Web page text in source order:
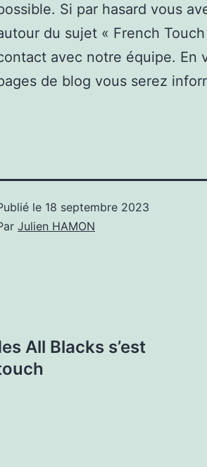
Si par hasard vous
du sujet « French
avec notre équipe. En
de blog vous serez
le 18 septembre 2023
Julien HAMON
All Blacks s’est